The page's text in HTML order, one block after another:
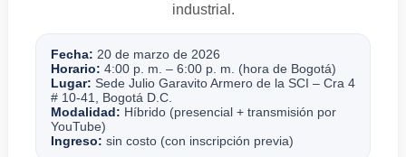
industrial.
Fecha: 20 de marzo de 2026
Horario: 4:00 p. m. – 6:00 p. m. (hora de Bogotá)
Lugar: Sede Julio Garavito Armero de la SCI – Cra 4
# 10-41, Bogotá D.C.
Modalidad: Híbrido (presencial + transmisión por
YouTube)
Ingreso: sin costo (con inscripción previa)